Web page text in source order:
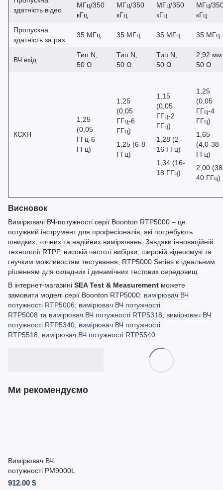
здатність відео
МГц/350
кГц
МГц/350
кГц
МГц/350
кГц
МГц/
кГц
Пропускна
здатність за раз
35 МГц 35 МГц 35 МГц 35 МГц
ВЧ вхід
Тип N,
50 Ω
Тип N,
50 Ω
Тип N,
50 Ω
2,92
50 Ω
КСХН
1,25
(0,05
ГГц-6
ГГц)
1,25
(0,05
ГГц-6
ГГц)
1,25 (6-8
ГГц)
1,15
(0,05
ГГц-2
ГГц)
1,28 (2-
16 ГГц)
1,34 (16-
18 ГГц)
1,25
(0,05
ГГц-4
ГГц)
1,65
(4,0-38
ГГц)
2,00
40 ГГц)
Висновок
Вимірювачі ВЧ-потужності серії Boonton RTP5000 – це
потужний інструмент для професіоналів, які потребують
швидких, точних та надійних вимірювань. Завдяки інноваційній
технології RTPP, високій частоті вибірки, широкій відеосмузі та
гнучким можливостям тестування, RTP5000 Series є ідеальним
рішенням для складних і динамічних тестових середовищ.
В інтернет-магазині SEA Test & Measurement можете
замовити моделі серії Boonton RTP5000: вимірювач ВЧ
потужності RTP5006; вимірювач ВЧ потужності
RTP5008 та вимірювач ВЧ потужності RTP5318; вимірювач ВЧ
потужності RTP5340; вимірювач ВЧ потужності
RTP5518; вимірювач ВЧ потужності RTP5540
Ми рекомендуємо
Вимірювач ВЧ
потужності PM9000L
912.00 $